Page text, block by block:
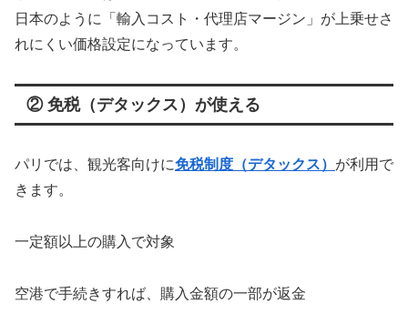
日本のように「輸入コスト・代理店マージン」が上乗せさ
れにくい価格設定になっています。
② 免税（デタックス）が使える
パリでは、観光客向けに免税制度（デタックス） が利用で
きます。
一定額以上の購入で対象
空港で手続きすれば、購入金額の一部が返金